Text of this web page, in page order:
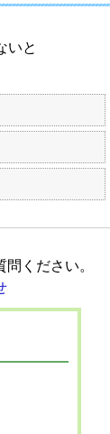
いと
ください。